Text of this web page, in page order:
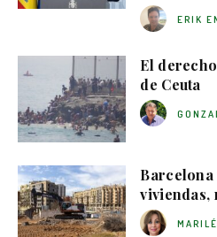
ERIK
El
de Ceuta
viviendas,